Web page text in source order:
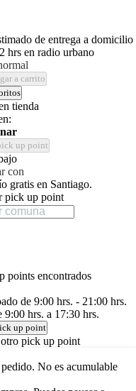
de entrega a domicilio
hrs en radio urbano
a carrito
tienda
up point
con
gratis en Santiago.
pick up point
points encontrados
de 9:00 hrs. - 21:00 hrs.
9:00 hrs. a 17:30 hrs.
up point
pick up point
No es acumulable